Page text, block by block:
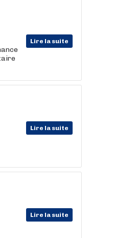
Lire la suite
Lire la suite
Lire la suite